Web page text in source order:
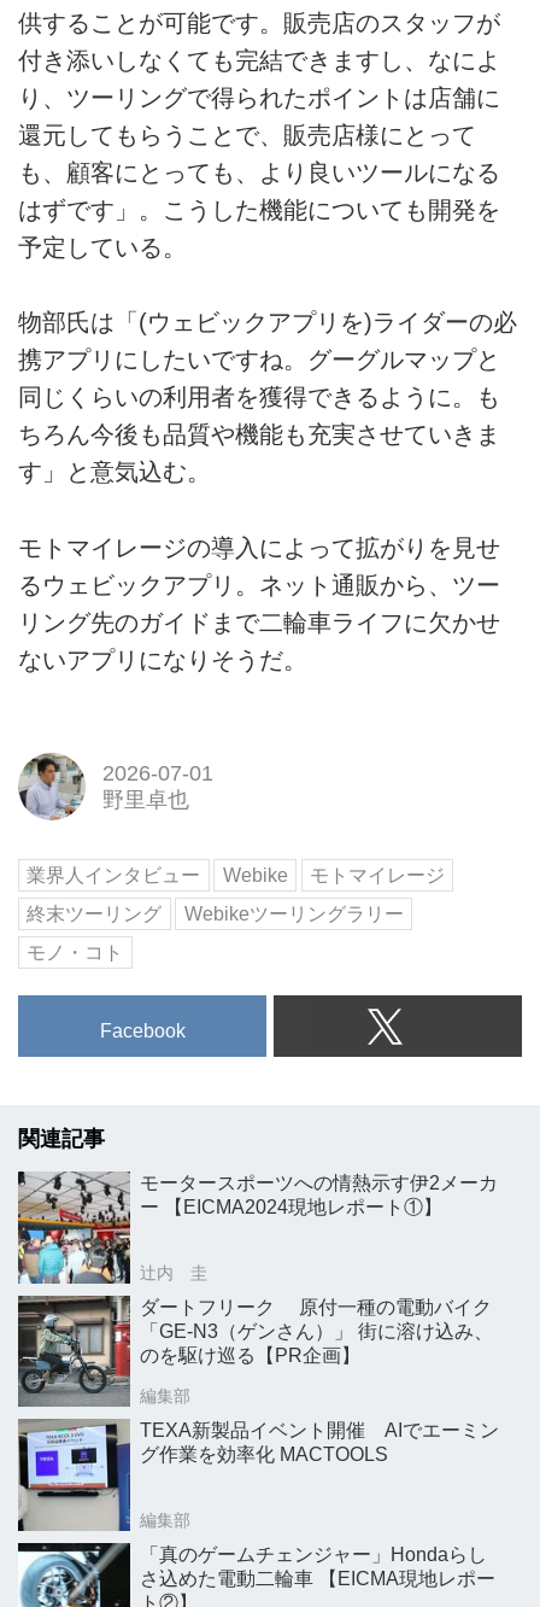
供することが可能です。販売店のスタッフが
付き添いしなくても完結できますし、なによ
り、ツーリングで得られたポイントは店舗に
還元してもらうことで、販売店様にとって
も、顧客にとっても、より良いツールになる
はずです」。こうした機能についても開発を
予定している。
物部氏は「(ウェビックアプリを)ライダーの必
携アプリにしたいですね。グーグルマップと
同じくらいの利用者を獲得できるように。も
ちろん今後も品質や機能も充実させていきま
す」と意気込む。
モトマイレージの導入によって拡がりを見せ
るウェビックアプリ。ネット通販から、ツー
リング先のガイドまで二輪車ライフに欠かせ
ないアプリになりそうだ。
2026-07-01
野里卓也
業界人インタビュー Webike
モトマイレージ
終末ツーリング
Webikeツーリングラリー
モノ・コト
Facebook
関連記事
モータースポーツへの情熱示す伊2メーカ
ー 【EICMA2024現地レポート①】
辻内 圭
ダートフリーク 原付一種の電動バイク
「GE-N3（ゲンさん）」 街に溶け込み、
のを駆け巡る【PR企画】
編集部
TEXA新製品イベント開催 AIでエーミン
グ作業を効率化 MACTOOLS
編集部
「真のゲームチェンジャー」Hondaらし
さ込めた電動二輪車 【EICMA現地レポー